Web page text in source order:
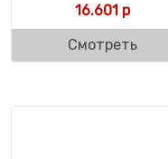
16.601 р
Смотреть